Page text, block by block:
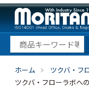
ホーム
ツクバ・フ
ツクバ・フローラボへ